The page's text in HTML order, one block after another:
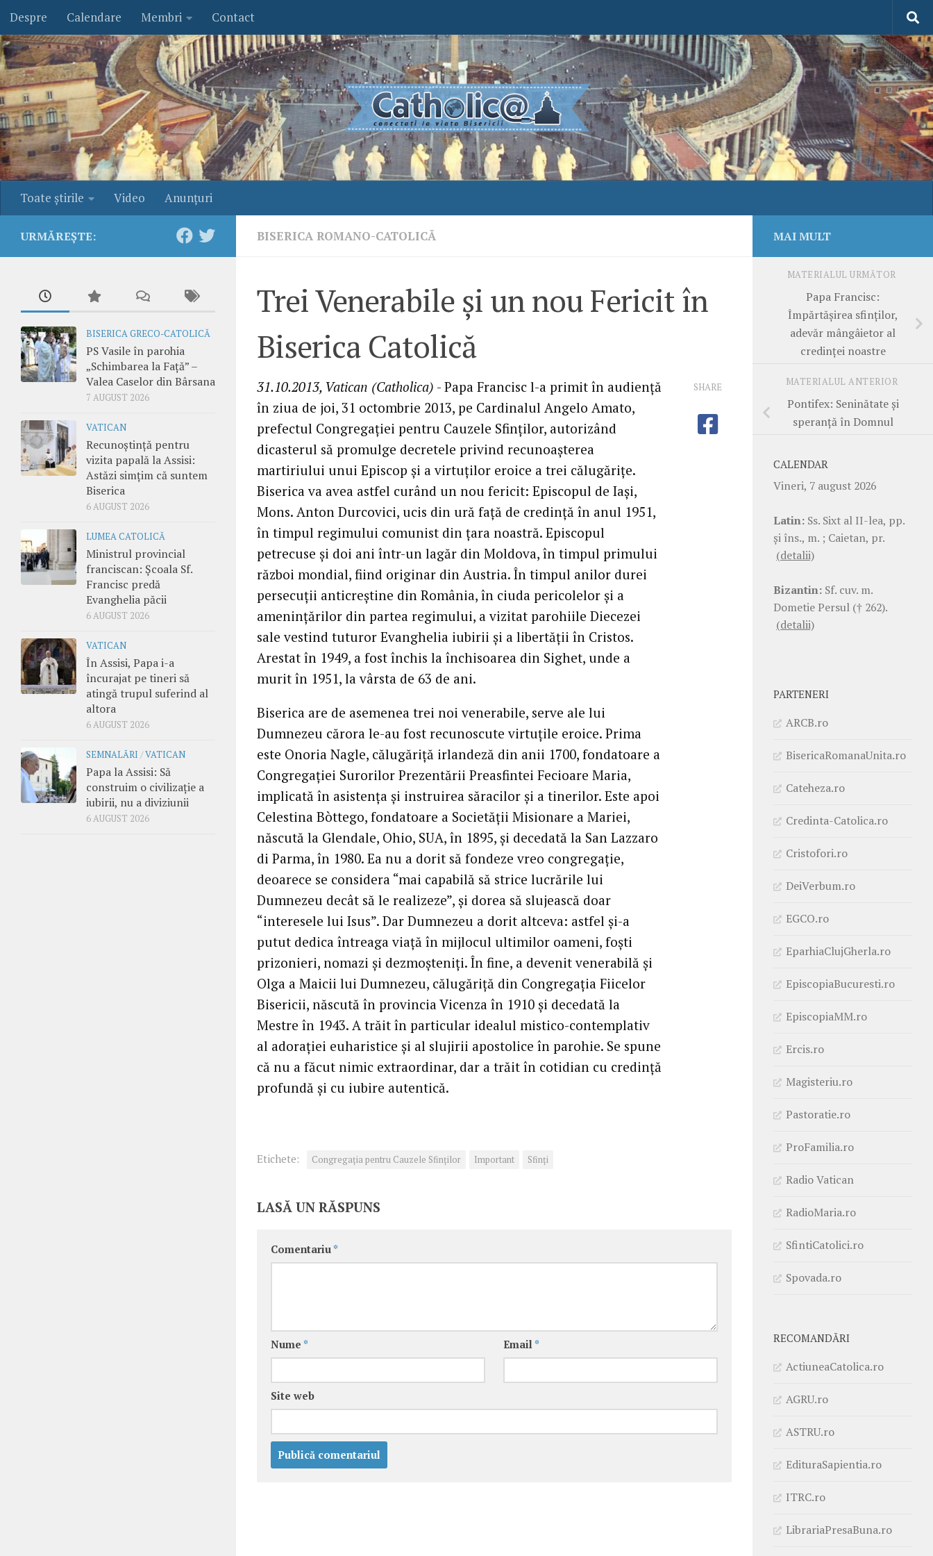
Skip to content
Despre Calendare Membri Contact
Toate ştirile Video Anunţuri
BISERICA ROMANO-CATOLICĂ
Trei Venerabile şi un nou Fericit în
Biserica Catolică
31.10.2013, Vatican (Catholica) - Papa Francisc l-a primit în audienţă
în ziua de joi, 31 octombrie 2013, pe Cardinalul Angelo Amato,
prefectul Congregaţiei pentru Cauzele Sfinţilor, autorizând
dicasterul să promulge decretele privind recunoaşterea
martiriului unui Episcop şi a virtuţilor eroice a trei călugăriţe.
Biserica va avea astfel curând un nou fericit: Episcopul de Iaşi,
Mons. Anton Durcovici, ucis din ură faţă de credinţă în anul 1951,
în timpul regimului comunist din ţara noastră. Episcopul
petrecuse şi doi ani într-un lagăr din Moldova, în timpul primului
război mondial, fiind originar din Austria. În timpul anilor durei
persecuţii anticreştine din România, în ciuda pericolelor şi a
ameninţărilor din partea regimului, a vizitat parohiile Diecezei
sale vestind tuturor Evanghelia iubirii şi a libertăţii în Cristos.
Arestat în 1949, a fost închis la închisoarea din Sighet, unde a
murit în 1951, la vârsta de 63 de ani.
Biserica are de asemenea trei noi venerabile, serve ale lui
Dumnezeu cărora le-au fost recunoscute virtuţile eroice. Prima
este Onoria Nagle, călugăriţă irlandeză din anii 1700, fondatoare a
Congregaţiei Surorilor Prezentării Preasfintei Fecioare Maria,
implicată în asistenţa şi instruirea săracilor şi a tinerilor. Este apoi
Celestina Bòttego, fondatoare a Societăţii Misionare a Mariei,
născută la Glendale, Ohio, SUA, în 1895, şi decedată la San Lazzaro
di Parma, în 1980. Ea nu a dorit să fondeze vreo congregaţie,
deoarece se considera “mai capabilă să strice lucrările lui
Dumnezeu decât să le realizeze”, şi dorea să slujească doar
“interesele lui Isus”. Dar Dumnezeu a dorit altceva: astfel şi-a
putut dedica întreaga viaţă în mijlocul ultimilor oameni, foşti
prizonieri, nomazi şi dezmoşteniţi. În fine, a devenit venerabilă şi
Olga a Maicii lui Dumnezeu, călugăriţă din Congregaţia Fiicelor
Bisericii, născută în provincia Vicenza în 1910 şi decedată la
Mestre în 1943. A trăit în particular idealul mistico-contemplativ
al adoraţiei euharistice şi al slujirii apostolice în parohie. Se spune
că nu a făcut nimic extraordinar, dar a trăit în cotidian cu credinţă
profundă şi cu iubire autentică.
SHARE
Etichete: Congregaţia pentru Cauzele Sfinţilor Important Sfinţi
LASĂ UN RĂSPUNS
Comentariu *
Nume * Email *
Site web
URMĂREȘTE:
BISERICA GRECO-CATOLICĂ
PS Vasile în parohia
„Schimbarea la Față” –
Valea Caselor din Bârsana
7 AUGUST 2026
VATICAN
Recunoștință pentru
vizita papală la Assisi:
Astăzi simțim că suntem
Biserica
6 AUGUST 2026
LUMEA CATOLICĂ
Ministrul provincial
franciscan: Școala Sf.
Francisc predă
Evanghelia păcii
6 AUGUST 2026
VATICAN
În Assisi, Papa i-a
încurajat pe tineri să
atingă trupul suferind al
altora
6 AUGUST 2026
SEMNALĂRI /VATICAN
Papa la Assisi: Să
construim o civilizație a
iubirii, nu a diviziunii
6 AUGUST 2026
MAI MULT
MATERIALUL URMĂTOR
Papa Francisc:
Împărtăşirea sfinţilor,
adevăr mângâietor al
credinţei noastre
MATERIALUL ANTERIOR
Pontifex: Seninătate şi
speranţă în Domnul
CALENDAR
Vineri, 7 august 2026
Latin: Ss. Sixt al II-lea, pp.
şi îns., m. ; Caietan, pr.
(detalii)
Bizantin: Sf. cuv. m.
Dometie Persul († 262).
(detalii)
PARTENERI
ARCB.ro
BisericaRomanaUnita.ro
Cateheza.ro
Credinta-Catolica.ro
Cristofori.ro
DeiVerbum.ro
EGCO.ro
EparhiaClujGherla.ro
EpiscopiaBucuresti.ro
EpiscopiaMM.ro
Ercis.ro
Magisteriu.ro
Pastoratie.ro
ProFamilia.ro
Radio Vatican
RadioMaria.ro
SfintiCatolici.ro
Spovada.ro
RECOMANDĂRI
ActiuneaCatolica.ro
AGRU.ro
ASTRU.ro
EdituraSapientia.ro
ITRC.ro
LibrariaPresaBuna.ro